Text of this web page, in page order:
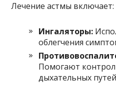
Лечение астмы включает:
Ингаляторы:
облегчения
Помогают
дыхательных